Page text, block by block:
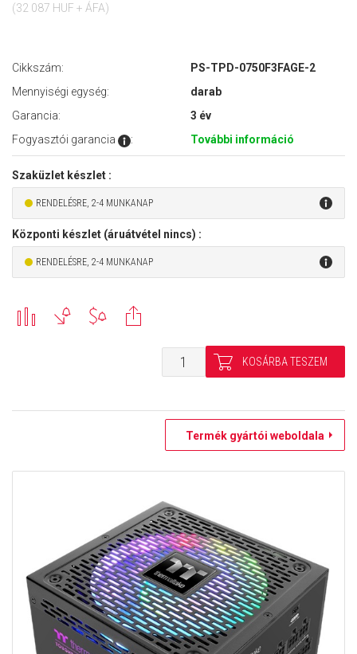
(32 087 HUF + ÁFA)
Cikkszám:
PS-TPD-0750F3FAGE-2
Mennyiségi egység:
darab
Garancia:
3 év
Fogyasztói garancia
: További információ
Szaküzlet készlet :
RENDELÉSRE, 2-4 MUNKANAP
Központi készlet (áruátvétel nincs) :
RENDELÉSRE, 2-4 MUNKANAP
Termék gyártói weboldala